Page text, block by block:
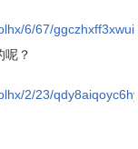
6/67/
呢？
2/23/